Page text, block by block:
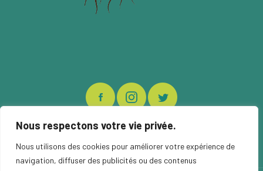
Nous respectons votre vie privée.
Nous utilisons des cookies pour améliorer votre expérience de
navigation, diffuser des publicités ou des contenus